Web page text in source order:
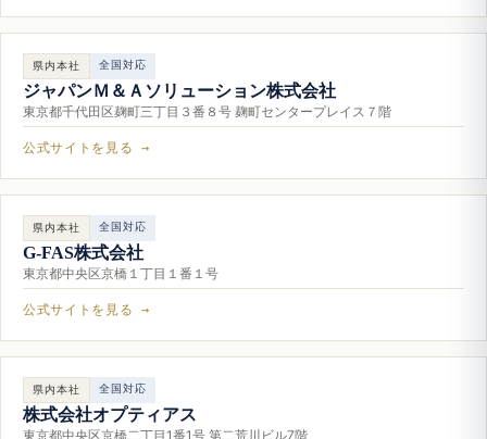
県内本社 全国対応
ジャパンＭ＆Ａソリューション株式会社
東京都千代田区麹町三丁目３番８号 麹町センタープレイス７階
公式サイトを見る →
県内本社 全国対応
G-FAS株式会社
東京都中央区京橋１丁目１番１号
公式サイトを見る →
県内本社 全国対応
株式会社オプティアス
東京都中央区京橋二丁目1番1号 第二荒川ビル7階